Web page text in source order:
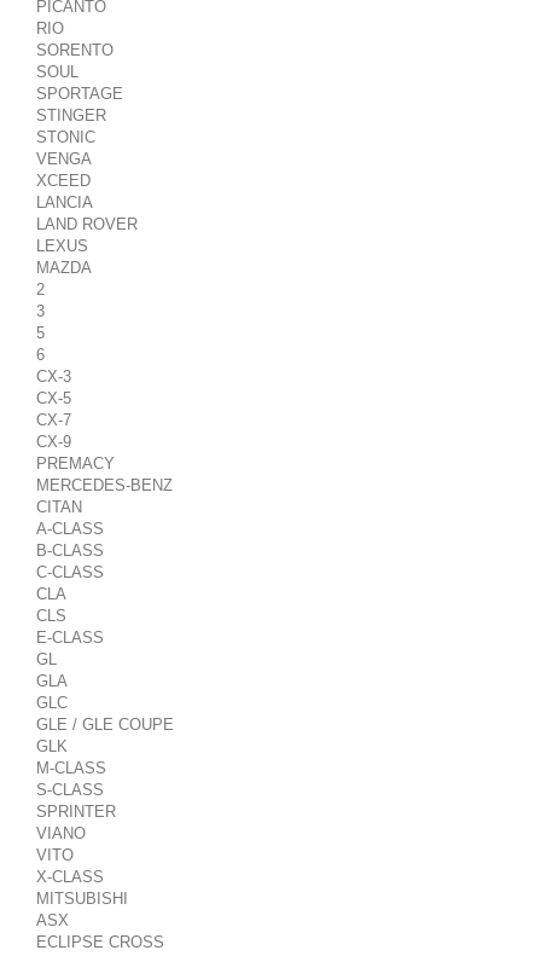
PICANTO
RIO
SORENTO
SOUL
SPORTAGE
STINGER
STONIC
VENGA
XCEED
LANCIA
LAND ROVER
LEXUS
MAZDA
2
3
5
6
CX-3
CX-5
CX-7
CX-9
PREMACY
MERCEDES-BENZ
CITAN
A-CLASS
B-CLASS
C-CLASS
CLA
CLS
E-CLASS
GL
GLA
GLC
GLE / GLE COUPE
GLK
M-CLASS
S-CLASS
SPRINTER
VIANO
VITO
X-CLASS
MITSUBISHI
ASX
ECLIPSE CROSS